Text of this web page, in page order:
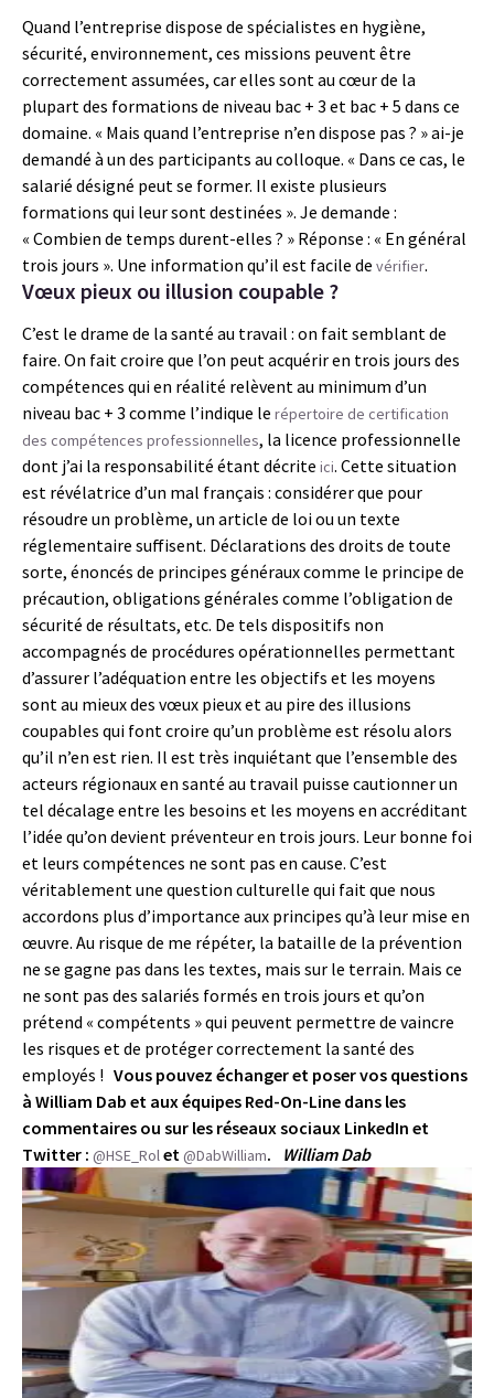
Quand l’entreprise dispose de spécialistes en hygiène,
sécurité, environnement, ces missions peuvent être
correctement assumées, car elles sont au cœur de la
plupart des formations de niveau bac + 3 et bac + 5 dans ce
domaine. « Mais quand l’entreprise n’en dispose pas ? » ai-je
demandé à un des participants au colloque. « Dans ce cas, le
salarié désigné peut se former. Il existe plusieurs
formations qui leur sont destinées ». Je demande :
« Combien de temps durent-elles ? » Réponse : « En général
trois jours ». Une information qu’il est facile de vérifier.
Vœux pieux ou illusion coupable ?
C’est le drame de la santé au travail : on fait semblant de
faire. On fait croire que l’on peut acquérir en trois jours des
compétences qui en réalité relèvent au minimum d’un
niveau bac + 3 comme l’indique le répertoire de certification
des compétences professionnelles, la licence professionnelle
dont j’ai la responsabilité étant décrite ici. Cette situation
est révélatrice d’un mal français : considérer que pour
résoudre un problème, un article de loi ou un texte
réglementaire suffisent. Déclarations des droits de toute
sorte, énoncés de principes généraux comme le principe de
précaution, obligations générales comme l’obligation de
sécurité de résultats, etc. De tels dispositifs non
accompagnés de procédures opérationnelles permettant
d’assurer l’adéquation entre les objectifs et les moyens
sont au mieux des vœux pieux et au pire des illusions
coupables qui font croire qu’un problème est résolu alors
qu’il n’en est rien. Il est très inquiétant que l’ensemble des
acteurs régionaux en santé au travail puisse cautionner un
tel décalage entre les besoins et les moyens en accréditant
l’idée qu’on devient préventeur en trois jours. Leur bonne foi
et leurs compétences ne sont pas en cause. C’est
véritablement une question culturelle qui fait que nous
accordons plus d’importance aux principes qu’à leur mise en
œuvre. Au risque de me répéter, la bataille de la prévention
ne se gagne pas dans les textes, mais sur le terrain. Mais ce
ne sont pas des salariés formés en trois jours et qu’on
prétend « compétents » qui peuvent permettre de vaincre
les risques et de protéger correctement la santé des
employés ! Vous pouvez échanger et poser vos questions
à William Dab et aux équipes Red-On-Line dans les
commentaires ou sur les réseaux sociaux LinkedIn et
Twitter : @HSE_Rolet@DabWilliam. William Dab